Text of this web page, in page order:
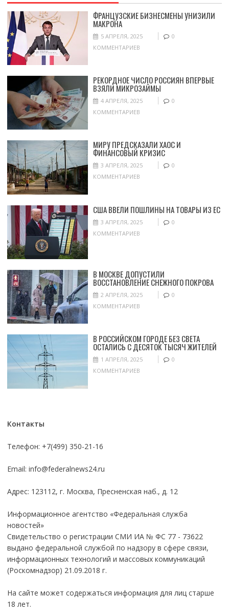
ФРАНЦУЗСКИЕ БИЗНЕСМЕНЫ УНИЗИЛИ
МАКРОНА
5 АПРЕЛЯ, 2025
0
КОММЕНТАРИЕВ
РЕКОРДНОЕ ЧИСЛО РОССИЯН ВПЕРВЫЕ
ВЗЯЛИ МИКРОЗАЙМЫ
4 АПРЕЛЯ, 2025
0
КОММЕНТАРИЕВ
МИРУ ПРЕДСКАЗАЛИ ХАОС И
ФИНАНСОВЫЙ КРИЗИС
3 АПРЕЛЯ, 2025
0
КОММЕНТАРИЕВ
США ВВЕЛИ ПОШЛИНЫ НА ТОВАРЫ ИЗ ЕС
3 АПРЕЛЯ, 2025
0
КОММЕНТАРИЕВ
В МОСКВЕ ДОПУСТИЛИ
ВОССТАНОВЛЕНИЕ СНЕЖНОГО ПОКРОВА
2 АПРЕЛЯ, 2025
0
КОММЕНТАРИЕВ
В РОССИЙСКОМ ГОРОДЕ БЕЗ СВЕТА
ОСТАЛИСЬ С ДЕСЯТОК ТЫСЯЧ ЖИТЕЛЕЙ
1 АПРЕЛЯ, 2025
0
КОММЕНТАРИЕВ
Контакты
Телефон: +7(499) 350-21-16
Email: info@federalnews24.ru
Адрес: 123112, г. Москва, Пресненская наб., д. 12
Информационное агентство «Федеральная служба
новостей»
Свидетельство о регистрации СМИ ИА № ФС 77 - 73622
выдано федеральной службой по надзору в сфере связи,
информационных технологий и массовых коммуникаций
(Роскомнадзор) 21.09.2018 г.
На сайте может содержаться информация для лиц старше
18 лет.